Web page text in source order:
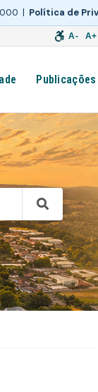
| Política de
A- A+
Publicações